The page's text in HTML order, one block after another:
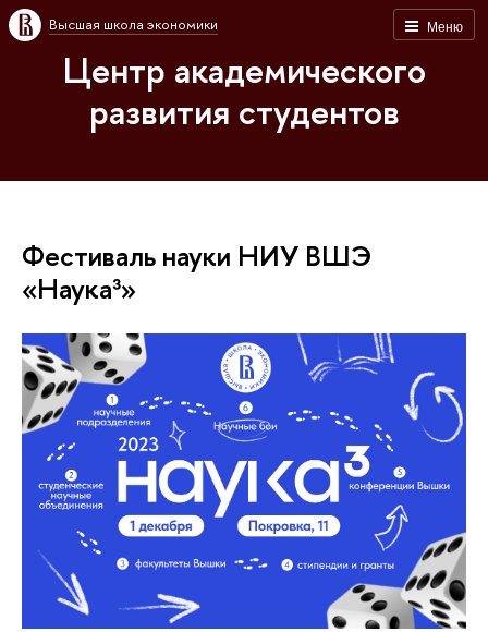
Меню
Высшая школа экономики
Центр академического
развития студентов
Фестиваль науки НИУ ВШЭ
«Наука³»